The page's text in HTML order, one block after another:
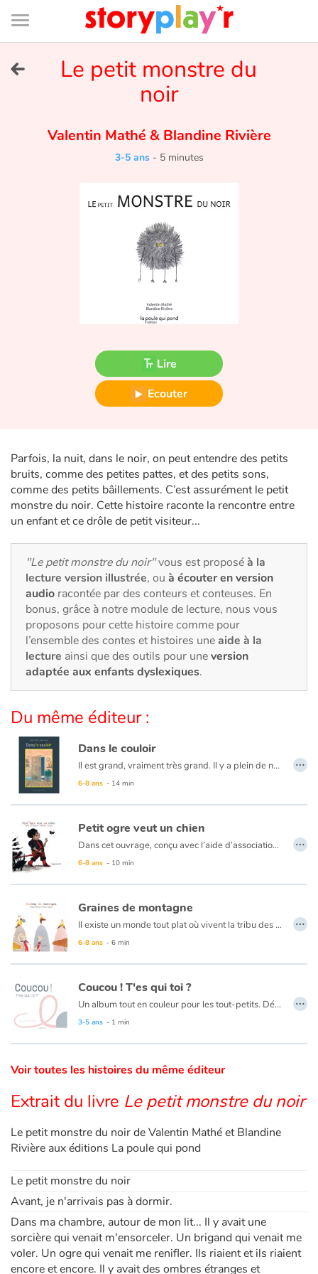
Connexion
Bibliothèque
de
page
Tester gratuitement
Fable, mythe, littérature et poésie
Princesses et princes, rois, reines et dragons
Ogres, monstres et sorcières
Écologie, nature, saisons
Les animaux
Autour du monde
Apprentissage
Art, espace, activité
Documentaires
En famille
Quotidien et loisirs
À l'école
Amour et amitié
Sujets de société
Émotions et sentiments
Formats et illustrations
Catalogue anglais
Contraste +
Aide
Famille
Écoles
Médiathèques
Vidéos & Tutoriaux
Le petit monstre du
noir
Valentin Mathé &Blandine Rivière
3-5 ans- 5 minutes
Lire
Ecouter
Parfois, la nuit, dans le noir, on peut entendre des petits
bruits, comme des petites pattes, et des petits sons,
comme des petits bâillements. C’est assurément le petit
monstre du noir. Cette histoire raconte la rencontre entre
un enfant et ce drôle de petit visiteur...
"Le petit monstre du noir"vous est proposéà la
lecture version illustrée, ou à écouter en version
audio racontée par des conteurs et conteuses. En
bonus, grâce à notre module de lecture, nous vous
proposons pour cette histoire comme pour
l’ensemble des contes et histoires uneaide à la
lecture ainsi que des outils pour uneversion
adaptée aux enfants dyslexiques.
Du même éditeur :
Dans le couloir
Il est grand, vraiment très grand. Il y a plein de nouvelles choses à découvrir ! Mais ce qui m'intrigue le plus, c'est la porte de notre voisin d'en face. Jamais personne ne rentre ni ne sort...
6-8 ans - 14 min
…
Petit ogre veut un chien
Dans cet ouvrage, conçu avec l’aide d’associations et de professionnels de la dyslexie pour le rendre plus facile à lire pour les enfants dyslexiques et ceux qui découvrent la lecture, on fait la connaissance d'un Petit ogre qui veut un animal pour jouer avec lui. Mais attention ! Son Papa ogre saura-t-il contrôler sa faim ?
6-8 ans - 10 min
…
Graines de montagne
Il existe un monde tout plat où vivent la tribu des petits très petits et la tribu des grands très grands. Chacune d'elles ne manque pas d'ingéniosité pour montrer à l'autre qui est la plus forte.
6-8 ans - 6 min
…
Coucou ! T'es qui toi ?
Un album tout en couleur pour les tout-petits. Découvrez les animaux d’une façon étonnante et devinez qui se cache derrière qui !
3-5 ans - 1 min
…
Voir toutes les histoires du même éditeur
Extrait du livre Le petit monstre du noir
Le petit monstre du noir de Valentin Mathé et Blandine
Rivière aux éditions La poule qui pond
Le petit monstre du noir
Avant, je n'arrivais pas à dormir.
Dans ma chambre, autour de mon lit... Il y avait une
sorcière qui venait m'ensorceler. Un brigand qui venait me
voler. Un ogre qui venait me renifler. Ils riaient et ils riaient
encore et encore. Il y avait des ombres étranges et